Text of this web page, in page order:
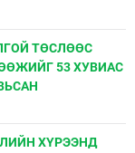
ТӨСЛӨӨС
53 ХУВИАС
ХҮРЭЭНД